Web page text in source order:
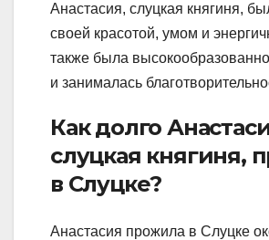
Анастасия, слуцкая княгиня,
своей красотой, умом и
также была
и занималась
Как долго
слуцкая княгиня,
в Слуцке?
Анастасия прожила в Слуцке